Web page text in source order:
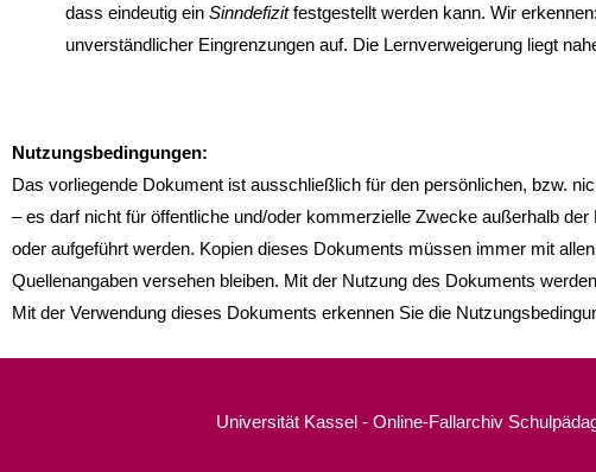
dass eindeutig ein Sinndefizitfestgestellt werden kann. Wir
unverständlicher Eingrenzungen auf. Die Lernverweigerung liegt
Nutzungsbedingungen:
Das vorliegende Dokument ist ausschließlich für den persönlichen, bzw.
– es darf nicht für öffentliche und/oder kommerzielle Zwecke außerhalb
oder aufgeführt werden. Kopien dieses Dokuments müssen immer mit
Quellenangaben versehen bleiben. Mit der Nutzung des Dokuments
Mit der Verwendung dieses Dokuments erkennen Sie die
Universität Kassel - Online-Fallarchiv